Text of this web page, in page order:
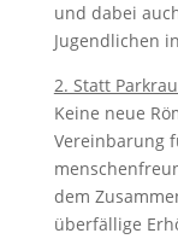
und dabei
Jugendlichen
2. Statt
Keine neue
Vereinbarung
dem
überfällige